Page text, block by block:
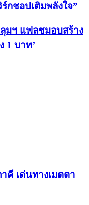
กชอปเติมพลังใจ”
มฯ แฟลชมอบสร้าง
1 บาท’
คี​ เด่นทางเมตตา​